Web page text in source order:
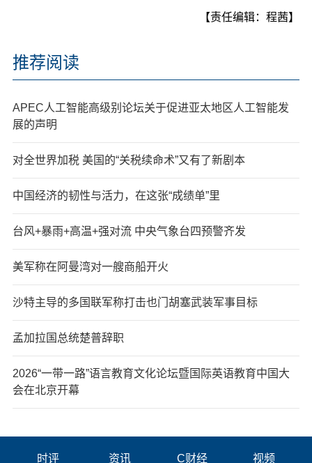
【责任编辑：程茜】
推荐阅读
APEC人工智能高级别论坛关于促进亚太地区人工智能发
展的声明
对全世界加税 美国的“关税续命术”又有了新剧本
中国经济的韧性与活力，在这张“成绩单”里
台风+暴雨+高温+强对流 中央气象台四预警齐发
美军称在阿曼湾对一艘商船开火
沙特主导的多国联军称打击也门胡塞武装军事目标
孟加拉国总统楚普辞职
2026“一带一路”语言教育文化论坛暨国际英语教育中国大
会在北京开幕
时评 资讯 C财经 视频